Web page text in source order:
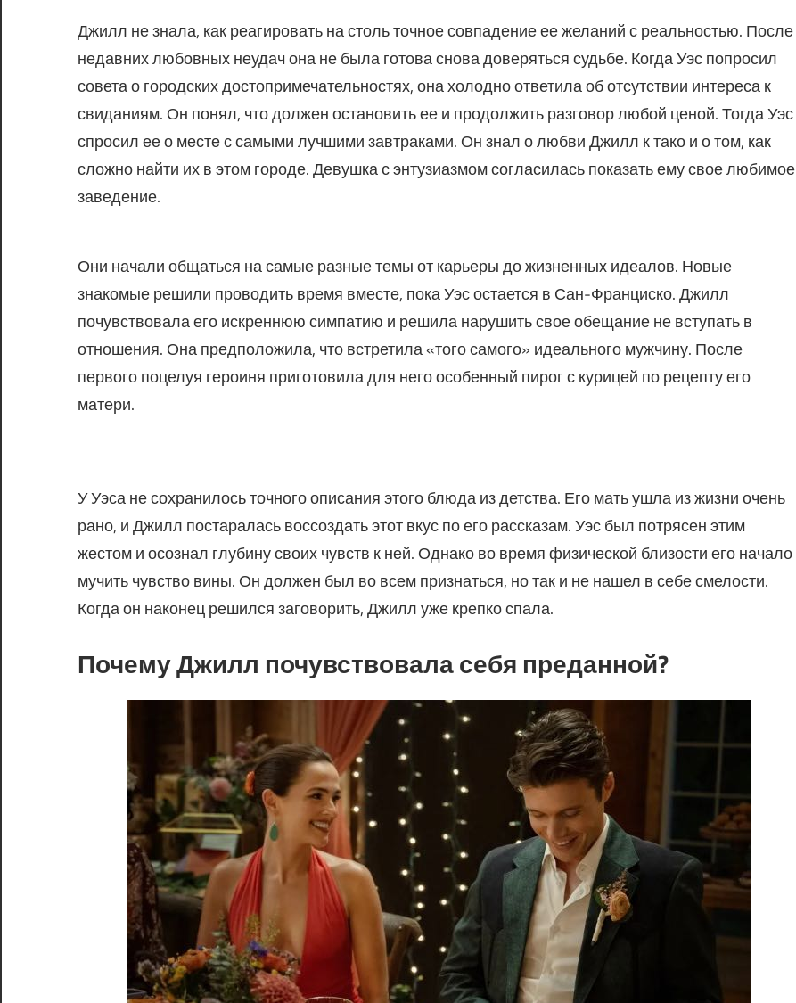
Джилл не знала, как реагировать на столь точное совпадение ее желаний с реальностью. После
недавних любовных неудач она не была готова снова доверяться судьбе. Когда Уэс попросил
совета о городских достопримечательностях, она холодно ответила об отсутствии интереса к
свиданиям. Он понял, что должен остановить ее и продолжить разговор любой ценой. Тогда Уэс
спросил ее о месте с самыми лучшими завтраками. Он знал о любви Джилл к тако и о том, как
сложно найти их в этом городе. Девушка с энтузиазмом согласилась показать ему свое любимое
заведение.
Они начали общаться на самые разные темы от карьеры до жизненных идеалов. Новые
знакомые решили проводить время вместе, пока Уэс остается в Сан-Франциско. Джилл
почувствовала его искреннюю симпатию и решила нарушить свое обещание не вступать в
отношения. Она предположила, что встретила «того самого» идеального мужчину. После
первого поцелуя героиня приготовила для него особенный пирог с курицей по рецепту его
матери.
У Уэса не сохранилось точного описания этого блюда из детства. Его мать ушла из жизни очень
рано, и Джилл постаралась воссоздать этот вкус по его рассказам. Уэс был потрясен этим
жестом и осознал глубину своих чувств к ней. Однако во время физической близости его начало
мучить чувство вины. Он должен был во всем признаться, но так и не нашел в себе смелости.
Когда он наконец решился заговорить, Джилл уже крепко спала.
Почему Джилл почувствовала себя преданной?